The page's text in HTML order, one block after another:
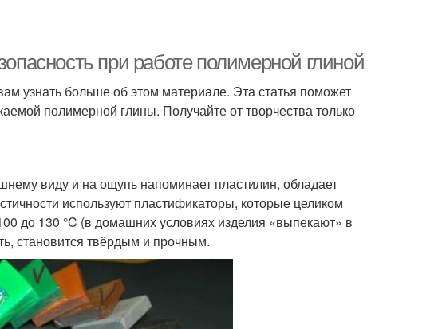
при работе полимерной глиной
узнать больше об этом материале. Эта статья поможет
полимерной глины. Получайте от творчества только
виду и на ощупь напоминает пластилин, обладает
используют пластификаторы, которые целиком
до 130 °C (в домашних условиях изделия «выпекают» в
становится твёрдым и прочным.